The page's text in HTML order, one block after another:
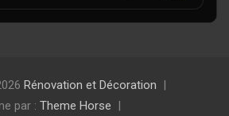
Rénovation et Décoration
par : Theme Horse